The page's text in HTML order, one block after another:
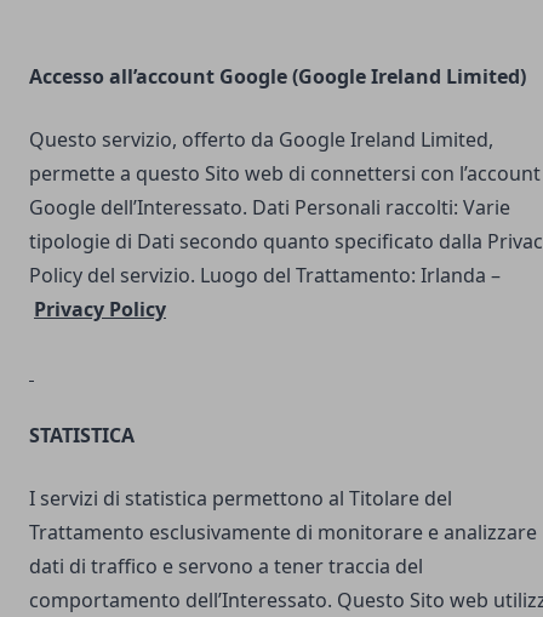
Accesso all’account Google (Google Ireland Limited)
Questo servizio, offerto da Google Ireland Limited,
permette a questo Sito web di connettersi con l’account
Google dell’Interessato. Dati Personali raccolti: Varie
tipologie di Dati secondo quanto specificato dalla
Policy del servizio. Luogo del Trattamento: Irlanda –
Privacy Policy
STATISTICA
I servizi di statistica permettono al Titolare del
Trattamento esclusivamente di monitorare e analizzare
dati di traffico e servono a tener traccia del
comportamento dell’Interessato. Questo Sito web